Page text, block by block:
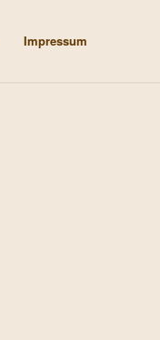
Impressum